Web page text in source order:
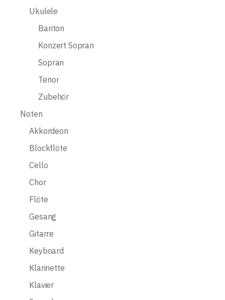
Ukulele
Bariton
Konzert Sopran
Sopran
Tenor
Zubehör
Noten
Akkordeon
Blockflöte
Cello
Chor
Flöte
Gesang
Gitarre
Keyboard
Klarinette
Klavier